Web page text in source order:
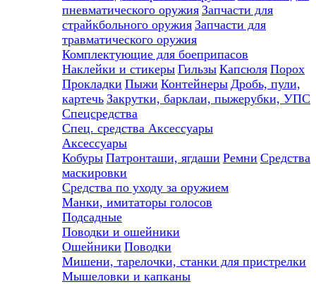
пневматического оружия Запчасти для
страйкбольного оружия Запчасти для
травматического оружия
Комплектующие для боеприпасов
Наклейки и стикеры Гильзы Капсюля Порох
Прокладки Пыжи Контейнеры Дробь, пули,
картечь Закрутки, барклаи, пыжерубки, УПС
Спецсредства
Спец. средства Аксессуары
Аксессуары
Кобуры Патронташи, ягдаши Ремни Средства
маскировки
Средства по уходу за оружием
Манки, имитаторы голосов
Подсадные
Поводки и ошейники
Ошейники Поводки
Мишени, тарелочки, станки для пристрелки
Мышеловки и капканы